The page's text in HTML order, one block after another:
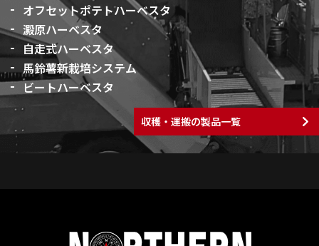
オフセットポテトハーベスタ
澱原ハーベスタ
自走式ハーベスタ
馬鈴薯新栽培システム
ビートハーベスタ
収穫・運搬の製品一覧